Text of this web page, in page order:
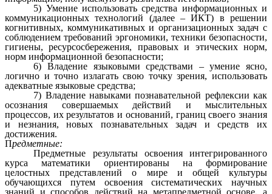
5) Умение использовать средства информационных и
коммуникационных технологий (далее – ИКТ) в решении
когнитивных, коммуникативных и организационных задач с
соблюдением требований эргономики, техники безопасности,
гигиены, ресурсосбережения, правовых и этических норм,
норм информационной безопасности;
6) Владение языковыми средствами – умение ясно,
логично и точно излагать свою точку зрения, использовать
адекватные языковые средства;
7) Владение навыками познавательной рефлексии как
осознания совершаемых действий и мыслительных
процессов, их результатов и оснований, границ своего знания
и незнания, новых познавательных задач и средств их
достижения.
Предметные:
Предметные результаты освоения интегрированного
курса математики ориентированы на формирование
целостных представлений о мире и общей культуры
обучающихся путем освоения систематических научных